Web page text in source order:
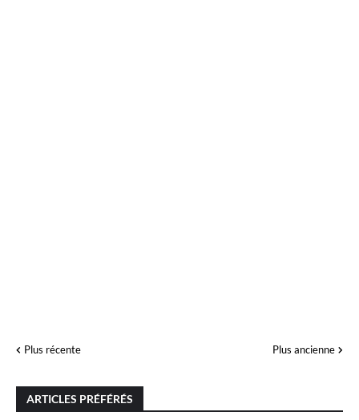
Plus récente Plus ancienne
ARTICLES PRÉFÉRÉS